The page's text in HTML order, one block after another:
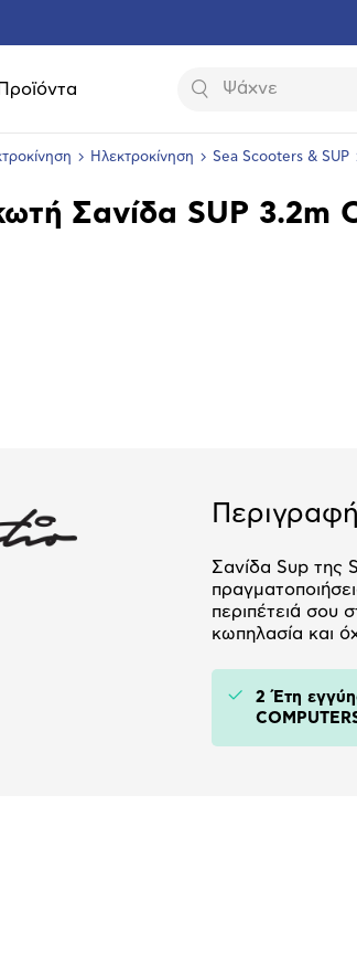
Προϊόντα Αναζήτηση
Ηλεκτροκίνηση Sea Scooters & SUP
Σανίδα SUP 3.2m
Περιγραφή
Σανίδα Sup της
περιπέτειά σου
κωπηλασία και
2 Έτη